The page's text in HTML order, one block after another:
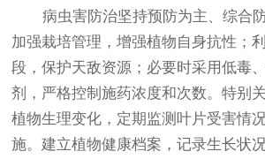
病虫害防治坚持预防为主、综合
加强栽培管理，增强植物自身抗性；
段，保护天敌资源；必要时采用低毒
剂，严格控制施药浓度和次数。特别
植物生理变化，定期监测叶片受害情
施。建立植物健康档案，记录生长状